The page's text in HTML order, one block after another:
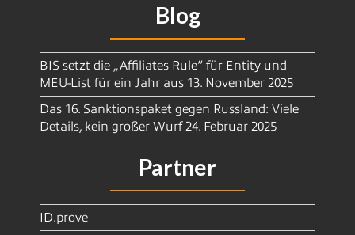
Blog
BIS setzt die „Affiliates Rule“ für Entity und
MEU-List für ein Jahr aus 13. November 2025
Das 16. Sanktionspaket gegen Russland: Viele
Details, kein großer Wurf 24. Februar 2025
Partner
ID.prove